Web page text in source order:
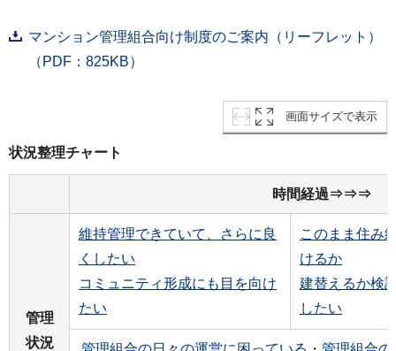
マンション管理組合向け制度のご案内（リーフレット）
（PDF：825KB）
画面サイズで表示
状況整理チャート
時間経過⇒⇒⇒
管理
状況
維持管理できていて、さらに良
くしたい
コミュニティ形成にも目を向け
たい
このまま住み
けるか
建替えるか検
したい